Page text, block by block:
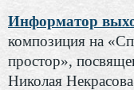
Информатор
композиция на
простор»,
Николая